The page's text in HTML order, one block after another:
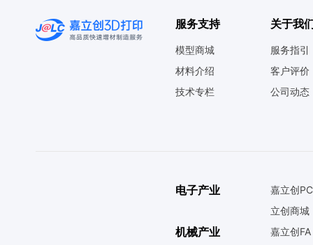
服务支持
模型商城
材料介绍
技术专栏
关于我
服务指引
客户评价
公司动态
电子产业
嘉立创
立创商城
机械产业 嘉立创FA